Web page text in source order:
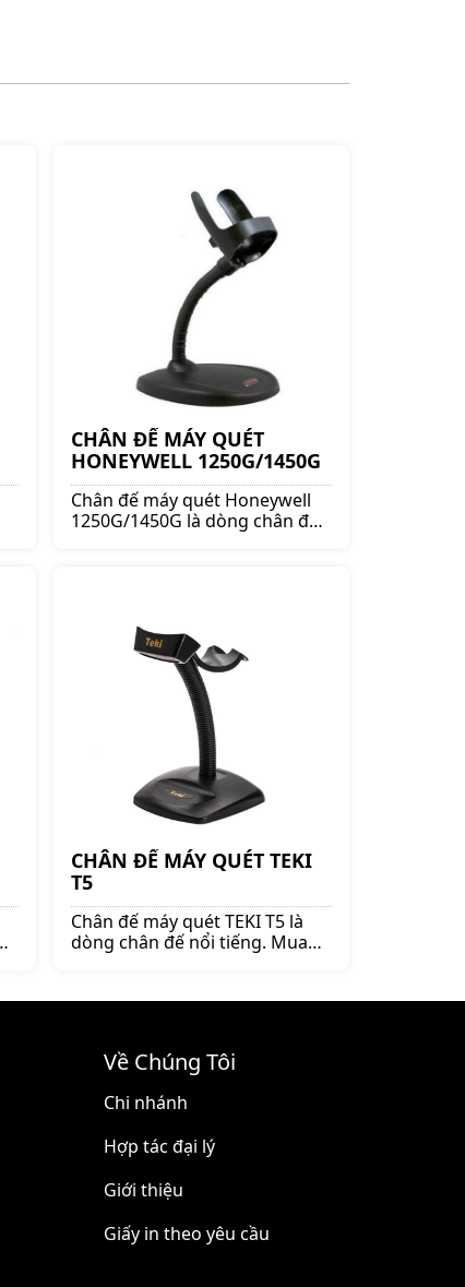
CHÂN ĐẾ MÁY QUÉT
HONEYWELL 1250G/1450G
Chân đế máy quét Honeywell
1250G/1450G là dòng chân đế
CHÂN ĐẾ MÁY QUÉT TEKI
T5
Chân đế máy quét TEKI T5 là
dòng chân đế nổi tiếng. Mua
nhiều ưu đãi và giá tốt!!
Về Chúng Tôi
Chi nhánh
Hợp tác đại lý
Giới thiệu
Giấy in theo yêu cầu